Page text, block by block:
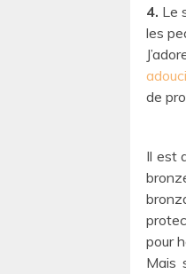
4. Le
les
de
Il est
pour
Mais